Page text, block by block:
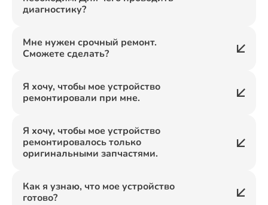
диагностику?
Мне нужен срочный ремонт.
Сможете сделать?
Я хочу, чтобы мое устройство
ремонтировали при мне.
Я хочу, чтобы мое устройство
ремонтировалось только
оригинальными запчастями.
Как я узнаю, что мое устройство
готово?